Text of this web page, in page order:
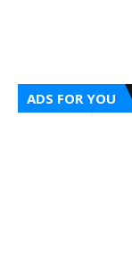
ADS FOR YOU